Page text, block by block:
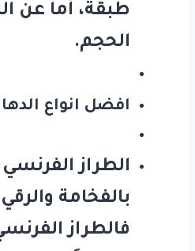
طبقة، أما عن
الحجم.
افضل انواع
الطراز الفرنسي
بالفخامة
فالطراز